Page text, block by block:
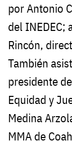
por Antonio
del INEDEC;
Rincón,
También
presidente
Equidad y
Medina
MMA de